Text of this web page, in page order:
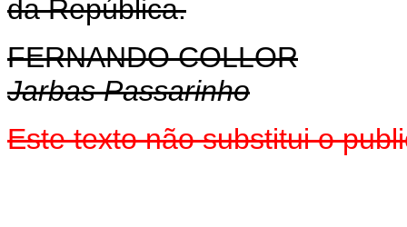
da República.
FERNANDO COLLOR
Jarbas Passarinho
Este texto não substitui o